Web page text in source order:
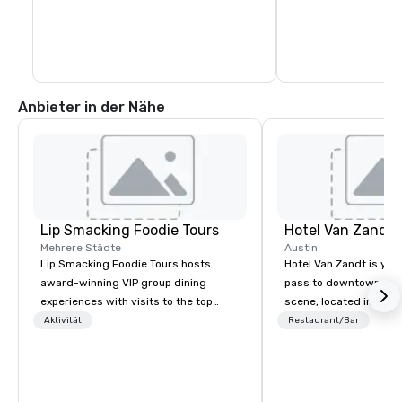
Anbieter in der Nähe
Lip Smacking Foodie Tours
Mehrere Städte
Lip Smacking Foodie Tours hosts
award-winning VIP group dining
experiences with visits to the top
restaurants throughout the United
Aktivität
Hotel Van Zandt
Austin
Hotel Van Zandt is
pass to downtown
scene, located in the
Rainey Street District.
Restaurant/Bar